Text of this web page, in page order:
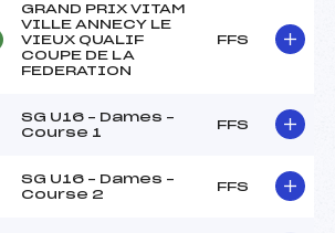
GRAND PRIX VITAM
VILLE ANNECY LE
VIEUX QUALIF
COUPE DE LA
FEDERATION
FFS
SG U16 – Dames –
Course 1
FFS
SG U16 – Dames –
Course 2
FFS